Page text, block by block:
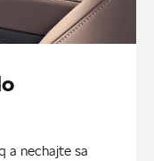
a nechajte sa